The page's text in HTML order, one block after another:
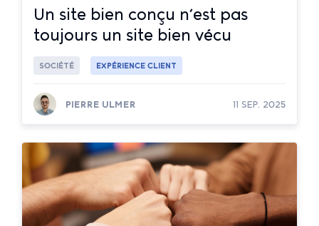
Un site bien conçu n’est pas
toujours un site bien vécu
SOCIÉTÉ EXPÉRIENCE CLIENT
PIERRE ULMER 11 SEP. 2025
Lire la suite